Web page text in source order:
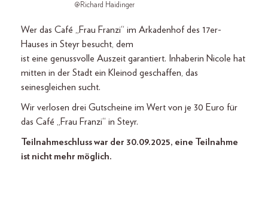
@Richard Haidinger
Wer das Café „Frau Franzi“ im Arkadenhof des 17er-
Hauses in Steyr besucht, dem
ist eine genussvolle Auszeit garantiert. Inhaberin Nicole hat
mitten in der Stadt ein Kleinod geschaffen, das
seinesgleichen sucht.
Wir verlosen drei Gutscheine im Wert von je 30 Euro für
das Café „Frau Franzi“ in Steyr.
Teilnahmeschluss war der 30.09.2025, eine Teilnahme
ist nicht mehr möglich.